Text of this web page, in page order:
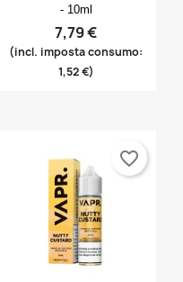
- 10ml
7,79 €
(incl. imposta consumo:
1,52 €)
favorite_border